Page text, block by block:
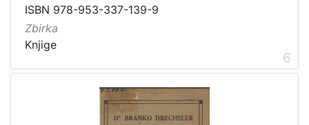
ISBN 978-953-337-139-9
Zbirka
Knjige
6